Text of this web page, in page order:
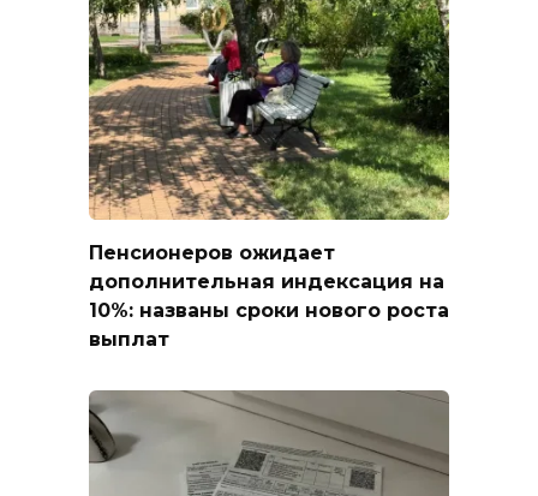
Пенсионеров ожидает
дополнительная индексация на
10%: названы сроки нового роста
выплат